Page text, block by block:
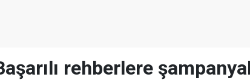
rehberlere